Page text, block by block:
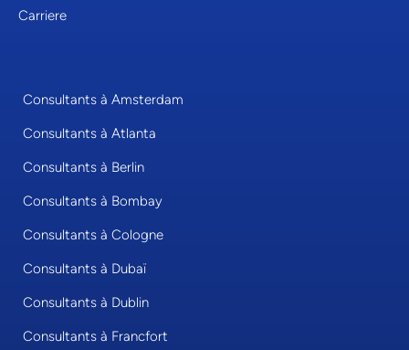
Carriere
Consultants à Amsterdam
Consultants à Atlanta
Consultants à Berlin
Consultants à Bombay
Consultants à Cologne
Consultants à Dubaï
Consultants à Dublin
Consultants à Francfort